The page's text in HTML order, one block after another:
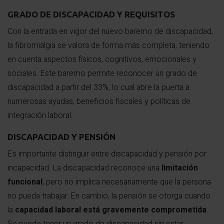
GRADO DE DISCAPACIDAD Y REQUISITOS
Con la entrada en vigor del nuevo baremo de discapacidad,
la fibromialgia se valora de forma más completa, teniendo
en cuenta aspectos físicos, cognitivos, emocionales y
sociales. Este baremo permite reconocer un grado de
discapacidad a partir del 33%, lo cual abre la puerta a
numerosas ayudas, beneficios fiscales y políticas de
integración laboral.
DISCAPACIDAD Y PENSIÓN
Es importante distinguir entre discapacidad y pensión por
incapacidad. La discapacidad reconoce una limitación
funcional, pero no implica necesariamente que la persona
no pueda trabajar. En cambio, la pensión se otorga cuando
la capacidad laboral está gravemente comprometida.